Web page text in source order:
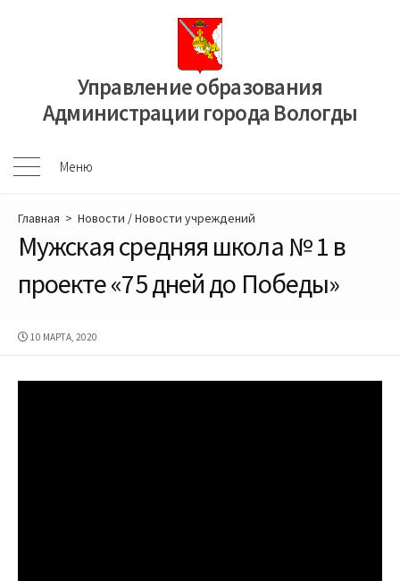
Управление образования
Администрации города Вологды
Меню
Меню
Главная > Новости /Новости учреждений
Мужская средняя школа № 1 в
проекте «75 дней до Победы»
ДАТА
10 МАРТА, 2020